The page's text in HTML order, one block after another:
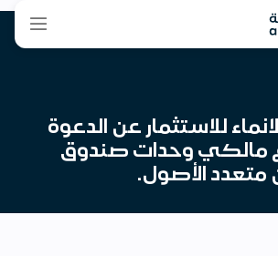
للاستثمار عن الدعوة
مالكي وحدات صندوق
متعدد الأصول.